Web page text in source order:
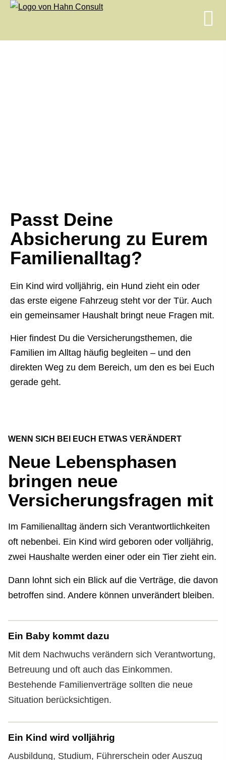
Passt Deine
Absicherung zu Eurem
Familienalltag?
Ein Kind wird volljährig, ein Hund zieht ein oder
das erste eigene Fahrzeug steht vor der Tür. Auch
ein gemeinsamer Haushalt bringt neue Fragen mit.
Hier findest Du die Versicherungsthemen, die
Familien im Alltag häufig begleiten – und den
direkten Weg zu dem Bereich, um den es bei Euch
gerade geht.
WENN SICH BEI EUCH ETWAS VERÄNDERT
Neue Lebensphasen
bringen neue
Versicherungsfragen mit
Im Familienalltag ändern sich Verantwortlichkeiten
oft nebenbei. Ein Kind wird geboren oder volljährig,
zwei Haushalte werden einer oder ein Tier zieht ein.
Dann lohnt sich ein Blick auf die Verträge, die davon
betroffen sind. Andere können unverändert bleiben.
Ein Baby kommt dazu
Mit dem Nachwuchs verändern sich Verantwortung,
Betreuung und oft auch das Einkommen.
Bestehende Familienverträge sollten die neue
Situation berücksichtigen.
Ein Kind wird volljährig
Ausbildung, Studium, Führerschein oder Auszug